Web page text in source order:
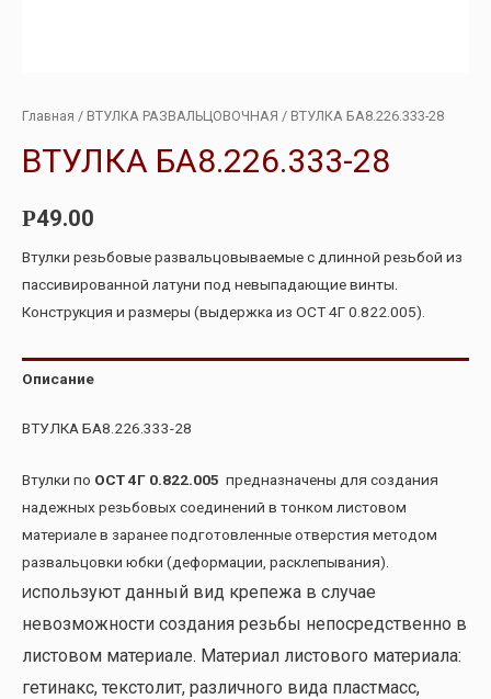
Главная / ВТУЛКА РАЗВАЛЬЦОВОЧНАЯ / ВТУЛКА БА8.226.333-28
ВТУЛКА БА8.226.333-28
Р49.00
Втулки резьбовые развальцовываемые с длинной резьбой из
пассивированной латуни под невыпадающие винты.
Конструкция и размеры (выдержка из ОСТ 4Г 0.822.005).
Описание
ВТУЛКА БА8.226.333-28
Втулки по ОСТ 4Г 0.822.005 предназначены для создания
надежных резьбовых соединений в тонком листовом
материале в заранее подготовленные отверстия методом
развальцовки юбки (деформации, расклепывания).
Используют данный вид крепежа в случае
невозможности создания резьбы непосредственно в
листовом материале. Материал листового материала:
гетинакс, текстолит, различного вида пластмасс,